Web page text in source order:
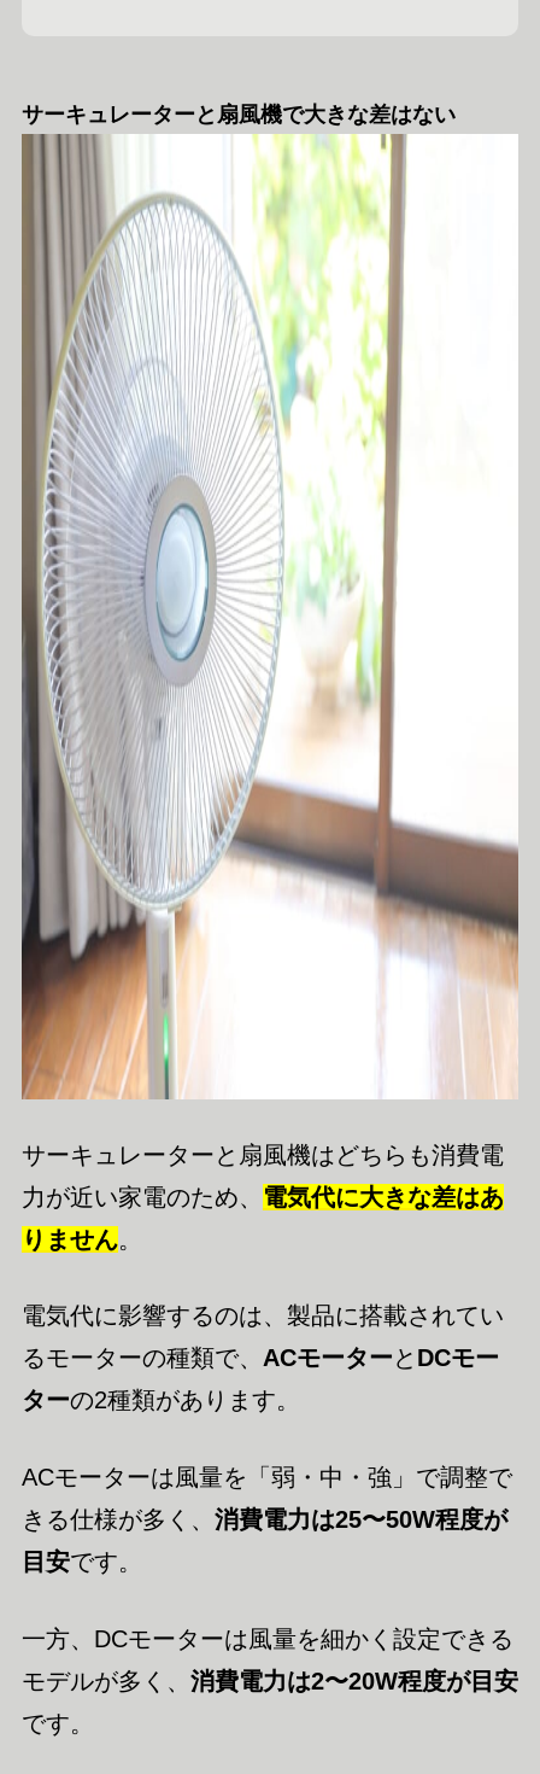
サーキュレーターと扇風機で大きな差はない
サーキュレーターと扇風機はどちらも消費電
力が近い家電のため、 電気代に大きな差はあ
りません。
電気代に影響するのは、製品に搭載されてい
るモーターの種類で、 ACモーターと DCモー
ターの2種類があります。
ACモーターは風量を「弱・中・強」で調整で
きる仕様が多く、 消費電力は25〜50W程度が
目安です。
一方、DCモーターは風量を細かく設定できる
モデルが多く、 消費電力は2〜20W程度が目安
です。